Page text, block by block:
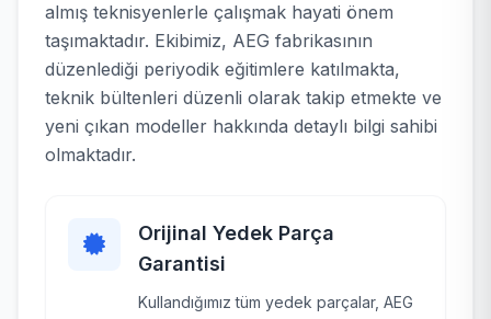
almış teknisyenlerle çalışmak hayati önem
taşımaktadır. Ekibimiz, AEG fabrikasının
düzenlediği periyodik eğitimlere katılmakta,
teknik bültenleri düzenli olarak takip etmekte ve
yeni çıkan modeller hakkında detaylı bilgi sahibi
olmaktadır.
Orijinal Yedek Parça
Garantisi
Kullandığımız tüm yedek parçalar, AEG